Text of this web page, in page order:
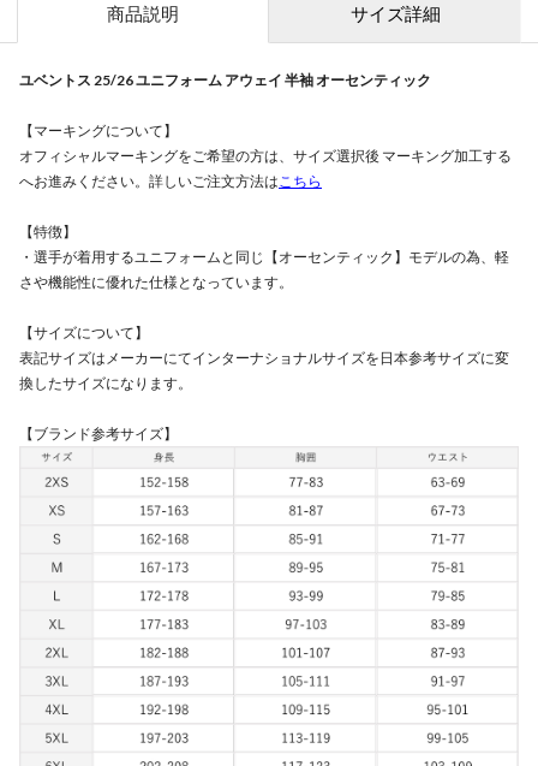
商品説明 サイズ詳細
ユベントス 25/26 ユニフォーム アウェイ 半袖 オーセンティック
【マーキングについて】
オフィシャルマーキングをご希望の方は、サイズ選択後 マーキング加工する
へお進みください。詳しいご注文方法は こちら
【特徴】
・選手が着用するユニフォームと同じ【オーセンティック】モデルの為、軽
さや機能性に優れた仕様となっています。
【サイズについて】
表記サイズはメーカーにてインターナショナルサイズを日本参考サイズに変
換したサイズになります。
【ブランド参考サイズ】